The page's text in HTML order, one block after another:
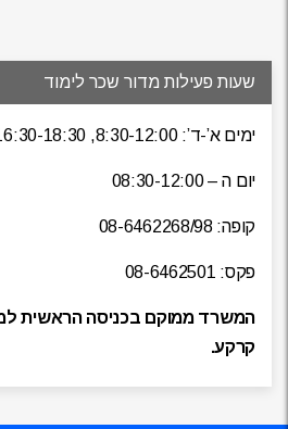
שעות פעילות מדור שכר לימוד
ימים א’-ד’: 8:30-12:00, 16:30-18:30
יום ה – 08:30-12:00
קופה: 08-6462268/98
פקס: 08-6462501
קרקע.